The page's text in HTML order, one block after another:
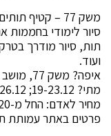
משק 77 – קטיף תותים, טיול בטרקטור וסיור בחממות
סיור לימודי בחממות
תות, סיור מודרך
ועוד.
איפה? משק 77, מושב תקומה
מתי? 19-23.12; 25-26.12 מהשעה 10:00 בבוקר
מחיר לאדם: החל מ-20 ₪ בהתאם לסוג הפעילות
פרטים באתר עמותת